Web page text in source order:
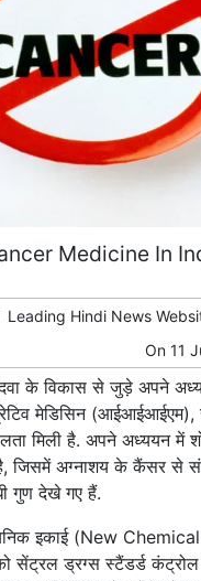
Medicine In
Leading Hindi News
On 11
के विकास से जुड़े अपने
मेडिसिन (आईआईआईएम),
मिली है. अपने अध्ययन में
है, जिसमें अग्नाशय के कैंसर से
गुण देखे गए हैं.
इकाई (New
सेंट्रल ड्रग्स स्टैंडर्ड